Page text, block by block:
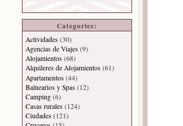
Categories:
Actividades (30)
Agencias de Viajes (9)
Alojamientos (68)
Alquileres de Alojamientos (61)
Apartamentos (44)
Balnearios y Spas (12)
Camping (6)
Casas rurales (124)
Ciudades (121)